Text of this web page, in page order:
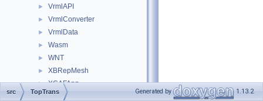
► VrmlAPI
► VrmlConverter
► VrmlData
► Wasm
► WNT
► XBRepMesh
► XCAFApp
► XCAFDimTolObjects
src TopTrans Generated by 1.13.2